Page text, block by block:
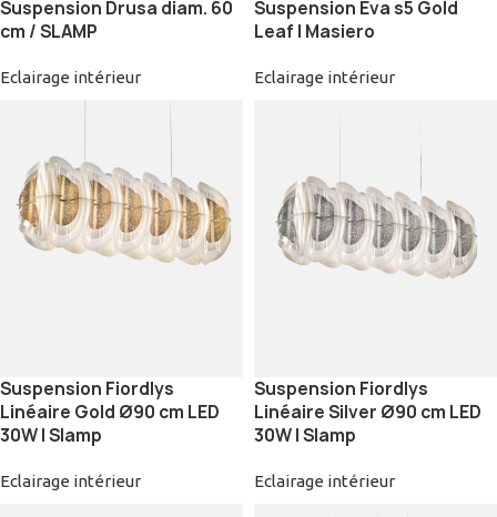
Suspension Drusa diam. 60
cm / SLAMP
Eclairage intérieur
Suspension Eva s5 Gold
Leaf | Masiero
Eclairage intérieur
Suspension Fiordlys
Linéaire Gold Ø90 cm LED
30W | Slamp
Eclairage intérieur
Suspension Fiordlys
Linéaire Silver Ø90 cm LED
30W | Slamp
Eclairage intérieur